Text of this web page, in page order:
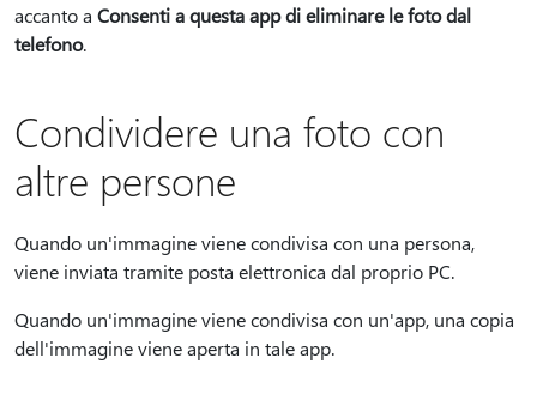
accanto a Consenti a questa app di eliminare le foto dal
telefono.
Condividere una foto con
altre persone
Quando un'immagine viene condivisa con una persona,
viene inviata tramite posta elettronica dal proprio PC.
Quando un'immagine viene condivisa con un'app, una copia
dell'immagine viene aperta in tale app.